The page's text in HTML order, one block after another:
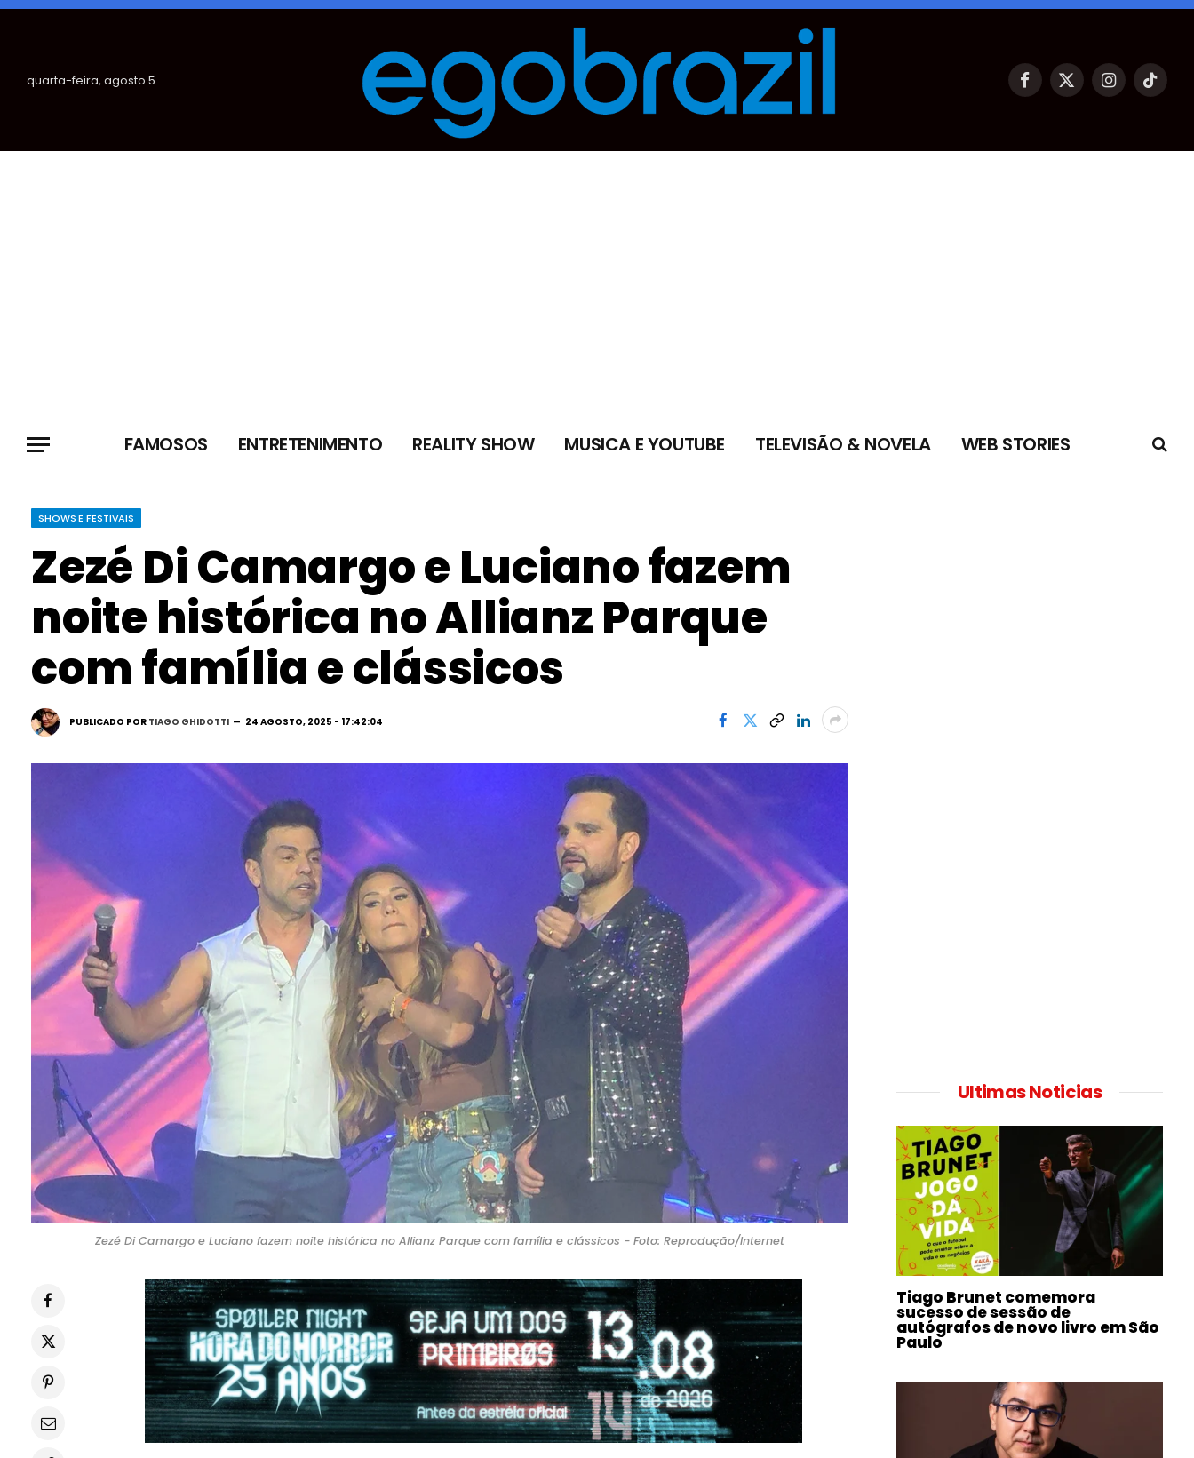
quarta-feira, agosto 5 Facebook
X
Instagram
TikTok
FAMOSOS ENTRETENIMENTO REALITY SHOW MUSICA E YOUTUBE TELEVISÃO & NOVELA WEB STORIES
SHOWS E FESTIVAIS
Zezé Di Camargo e Luciano fazem
noite histórica no Allianz Parque
com família e clássicos
PUBLICADO POR TIAGO GHIDOTTI 24 AGOSTO, 2025 - 17:42:04
Zezé Di Camargo e Luciano fazem noite histórica no Allianz Parque com família e clássicos - Foto: Reprodução/Internet
Ultimas Noticias
Tiago Brunet comemora
sucesso de sessão de
autógrafos de novo livro em São
Paulo